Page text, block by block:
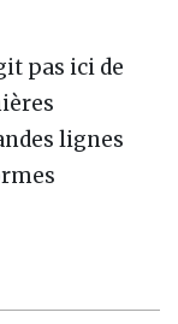
pas ici de
lignes